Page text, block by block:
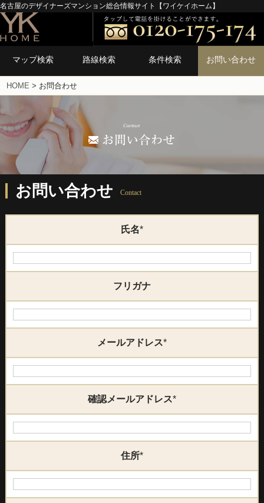
名古屋のデザイナーズマンション総合情報サイト【ワイケイホーム】
マップ検索 路線検索 条件検索 お問い合わせ
HOME > お問合わせ
お問い合わせ Contact
氏名*
フリガナ
メールアドレス*
確認メールアドレス*
住所*